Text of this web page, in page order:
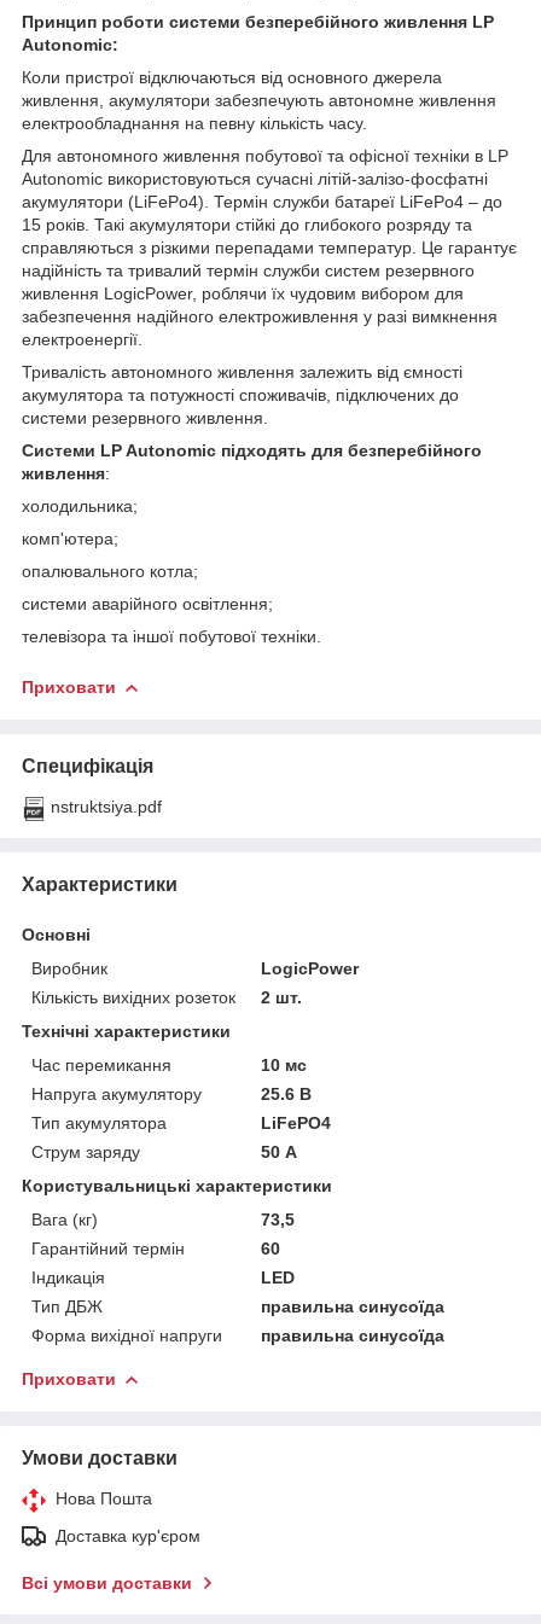
Принцип роботи системи безперебійного живлення LP
Autonomic:
Коли пристрої відключаються від основного джерела
живлення, акумулятори забезпечують автономне живлення
електрообладнання на певну кількість часу.
Для автономного живлення побутової та офісної техніки в LP
Autonomic використовуються сучасні літій-залізо-фосфатні
акумулятори (LiFePo4). Термін служби батареї LiFePo4 – до
15 років. Такі акумулятори стійкі до глибокого розряду та
справляються з різкими перепадами температур. Це гарантує
надійність та тривалий термін служби систем резервного
живлення LogicPower, роблячи їх чудовим вибором для
забезпечення надійного електроживлення у разі вимкнення
електроенергії.
Тривалість автономного живлення залежить від ємності
акумулятора та потужності споживачів, підключених до
системи резервного живлення.
Системи LP Autonomic підходять для безперебійного
живлення:
холодильника;
комп'ютера;
опалювального котла;
системи аварійного освітлення;
телевізора та іншої побутової техніки.
Приховати
Специфікація
nstruktsiya.pdf
Характеристики
Основні
Виробник
LogicPower
Кількість вихідних розеток
2 шт.
Технічні характеристики
Час перемикання
10 мс
Напруга акумулятору
25.6 В
Тип акумулятора
LiFePO4
Струм заряду
50 А
Користувальницькі характеристики
Вага (кг)
73,5
Гарантійний термін
60
Індикація
LED
Тип ДБЖ
правильна синусоїда
Форма вихідної напруги
правильна синусоїда
Приховати
Умови доставки
Нова Пошта
Доставка кур'єром
Всі умови доставки